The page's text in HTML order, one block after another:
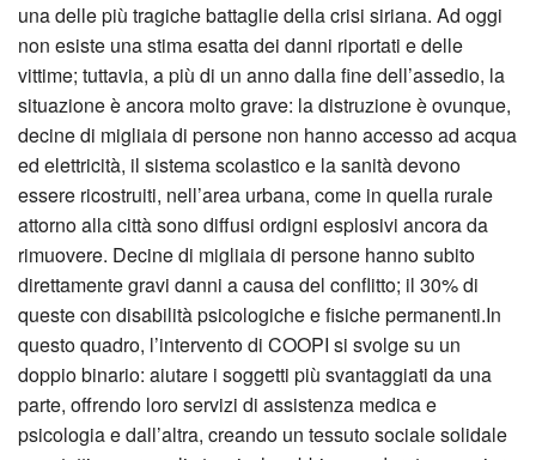
una delle più tragiche battaglie della crisi siriana. Ad oggi
non esiste una stima esatta dei danni riportati e delle
vittime; tuttavia, a più di un anno dalla fine dell’assedio, la
situazione è ancora molto grave: la distruzione è ovunque,
decine di migliaia di persone non hanno accesso ad acqua
ed elettricità, il sistema scolastico e la sanità devono
essere ricostruiti, nell’area urbana, come in quella rurale
attorno alla città sono diffusi ordigni esplosivi ancora da
rimuovere. Decine di migliaia di persone hanno subito
direttamente gravi danni a causa del conflitto; il 30% di
queste con disabilità psicologiche e fisiche permanenti.In
questo quadro, l’intervento di COOPI si svolge su un
doppio binario: aiutare i soggetti più svantaggiati da una
parte, offrendo loro servizi di assistenza medica e
psicologia e dall’altra, creando un tessuto sociale solidale